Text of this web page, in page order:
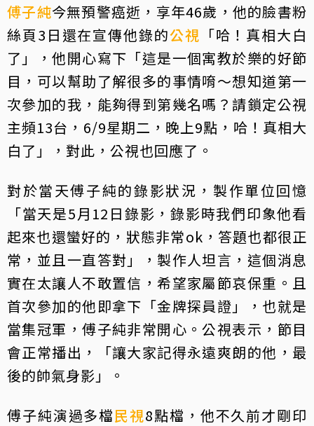
傅子純今無預警癌逝，享年46歲，他的臉書粉
絲頁3日還在宣傳他錄的公視 「哈！真相大白
了」，他開心寫下「這是一個寓教於樂的好節
目，可以幫助了解很多的事情唷～想知道第一
次參加的我，能夠得到第幾名嗎？請鎖定公視
主頻13台，6/9星期二，晚上9點，哈！真相大
白了」，對此，公視也回應了。
對於當天傅子純的錄影狀況，製作單位回憶
「當天是5月12日錄影，錄影時我們印象他看
起來也還蠻好的，狀態非常ok，答題也都很正
常，並且一直答對」，製作人坦言，這個消息
實在太讓人不敢置信，希望家屬節哀保重。且
首次參加的他即拿下「金牌探員證」，也就是
當集冠軍，傅子純非常開心。公視表示，節目
會正常播出，「讓大家記得永遠爽朗的他，最
後的帥氣身影」。
傅子純演過多檔民視8點檔，他不久前才剛印